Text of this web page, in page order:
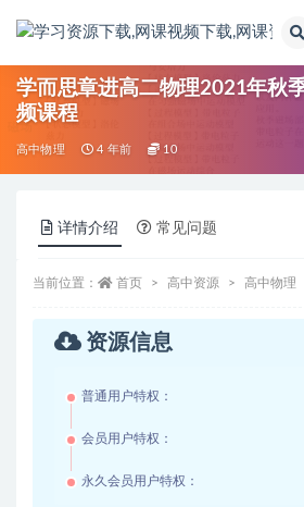
学而思章进高二物理2021年秋
频课程
高中物理 4 年前 10
详情介绍 常见问题
当前位置： 首页 高中资源 高中物理
资源信息
普通用户特权：
会员用户特权：
永久会员用户特权：